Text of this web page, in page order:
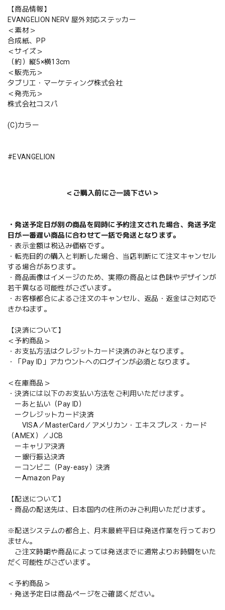
【商品情報】
EVANGELION NERV 屋外対応ステッカー
＜素材＞
合成紙、PP
＜サイズ＞
（約）縦5×横13cm
＜販売元＞
タブリエ・マーケティング株式会社
＜発売元＞
株式会社コスパ
(C)カラー
#EVANGELION
＜ご購入前にご一読下さい＞
・発送予定日が別の商品を同時に予約注文された場合、発送予定
日が一番遅い商品に合わせて一括で発送となります。
・表示金額は税込み価格です。
・転売目的の購入と判断した場合、当店判断にて注文キャンセル
する場合があります。
・商品画像はイメージのため、実際の商品とは色味やデザインが
若干異なる可能性がございます。
・お客様都合によるご注文のキャンセル、返品・返金はご対応で
きかねます。
【決済について】
＜予約商品＞
・お支払方法はクレジットカード決済のみとなります。
・「Pay ID」アカウントへのログインが必須となります。
＜在庫商品＞
・決済には以下のお支払い方法をご利用いただけます。
ーあと払い（Pay ID）
ークレジットカード決済
VISA／MasterCard／アメリカン・エキスプレス・カード
（AMEX）／JCB
ーキャリア決済
ー銀行振込決済
ーコンビニ（Pay-easy）決済
ーAmazon Pay
【配送について】
・商品の配送先は、日本国内の住所のみご利用いただけます。
※配送システムの都合上、月末最終平日は発送作業を行っており
ません。
ご注文時期や商品によっては発送までに通常よりお時間をいた
だく可能性がございます。
＜予約商品＞
・発送予定日は商品ページをご確認ください。